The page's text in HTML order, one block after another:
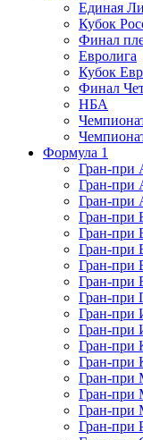
Единая
Кубок
Финал
Евролига
Кубок
Финал
НБА
Формула 1
Гран-при
Гран-при
Гран-при
Гран-при
Гран-при
Гран-при
Гран-при
Гран-при
Гран-при
Гран-при
Гран-при
Гран-при
Гран-при
Гран-при
Гран-при
Гран-при
Гран-при